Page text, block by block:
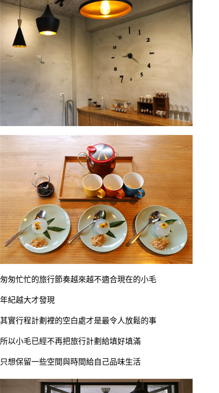
匆匆忙忙的旅行節奏越來越不適合現在的小毛
年紀越大才發現
其實行程計劃裡的空白處才是最令人放鬆的事
所以小毛已經不再把旅行計劃給填好填滿
只想保留一些空間與時間給自己品味生活